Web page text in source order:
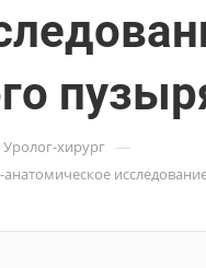
Уролог-хирург —
анатомическое